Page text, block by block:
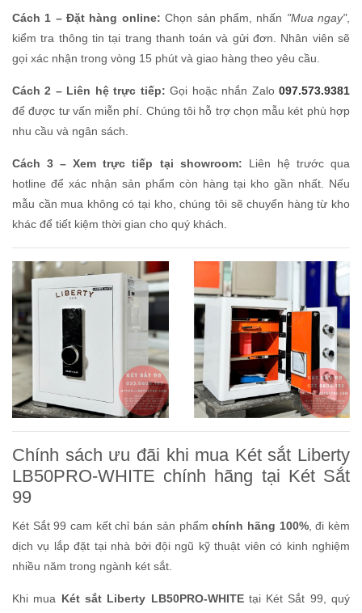
Cách 1 – Đặt hàng online: Chọn sản phẩm, nhấn "Mua ngay",
kiểm tra thông tin tại trang thanh toán và gửi đơn. Nhân viên sẽ
gọi xác nhận trong vòng 15 phút và giao hàng theo yêu cầu.
Cách 2 – Liên hệ trực tiếp: Gọi hoặc nhắn Zalo097.573.9381
để được tư vấn miễn phí. Chúng tôi hỗ trợ chọn mẫu két phù hợp
nhu cầu và ngân sách.
Cách 3 – Xem trực tiếp tại showroom: Liên hệ trước qua
hotline để xác nhận sản phẩm còn hàng tại kho gần nhất. Nếu
mẫu cần mua không có tại kho, chúng tôi sẽ chuyển hàng từ kho
khác để tiết kiệm thời gian cho quý khách.
Chính sách ưu đãi khi mua Két sắt Liberty
LB50PRO-WHITE chính hãng tại Két Sắt
99
Két Sắt 99 cam kết chỉ bán sản phẩmchính hãng 100%, đi kèm
dịch vụ lắp đặt tại nhà bởi đội ngũ kỹ thuật viên có kinh nghiệm
nhiều năm trong ngành két sắt.
Khi mua Két sắt Liberty LB50PRO-WHITEtại Két Sắt 99, quý